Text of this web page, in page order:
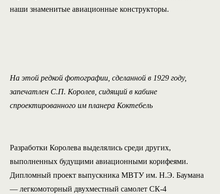
наши знаменитые авиационные конструкторы.
На этой редкой фотографии, сделанной в 1929 году,
запечатлен С.П. Королев, сидящий в кабине
спроектированного им планера Коктебель
Разработки Королева выделялись среди других,
выполненных будущими авиационными корифеями.
Дипломный проект выпускника МВТУ им. Н.Э. Баумана
— легкомоторный двухместный самолет СК-4